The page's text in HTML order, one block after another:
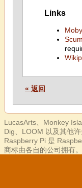
Links
« 返回
LucasArts、Monkey
Dig、LOOM 以及其他
Raspberry Pi 是
商标由各自的公司拥有